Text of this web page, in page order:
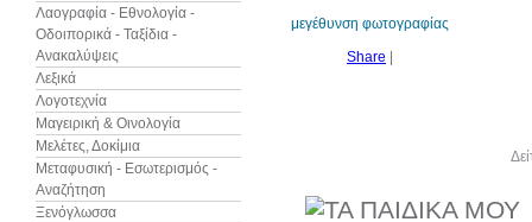
Λαογραφία - Εθνολογία -
Οδοιπορικά - Ταξίδια -
Ανακαλύψεις
Λεξικά
Λογοτεχνία
Μαγειρική & Οινολογία
Μελέτες, Δοκίμια
Μεταφυσική - Εσωτερισμός -
Αναζήτηση
Ξενόγλωσσα
μεγέθυνση φωτογραφίας
Share